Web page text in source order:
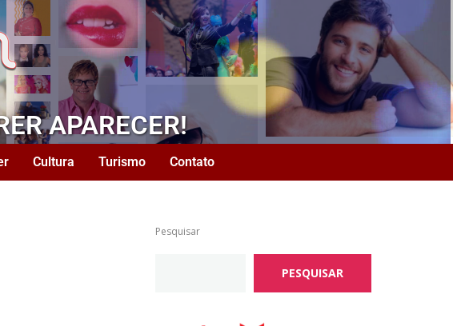
APARECER!
Cultura Turismo Contato
Pesquisar
PESQUISAR